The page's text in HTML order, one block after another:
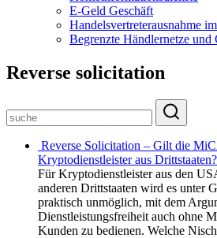
E-Geld Geschäft
Handelsvertreterausnahme
Begrenzte Händlernetze und
Reverse solicitation
Reverse Solicitation – Gilt die
Kryptodienstleister aus Drittstaaten?
Für Kryptodienstleister aus den
anderen Drittstaaten wird es unter
praktisch unmöglich, mit dem
Dienstleistungsfreiheit auch ohne
Kunden zu bedienen. Welche